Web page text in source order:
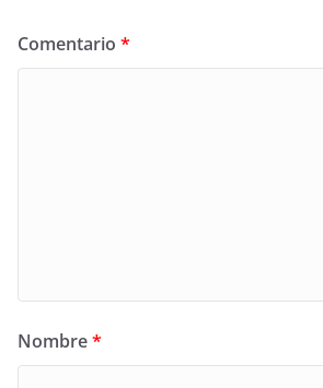
Comentario *
Nombre*